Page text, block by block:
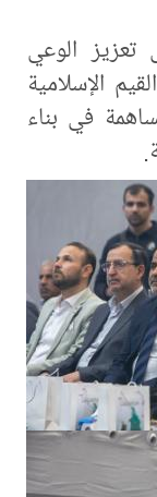
الوعي
الإسلامية
في بناء